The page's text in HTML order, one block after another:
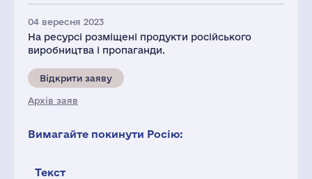
04 вересня 2023
На ресурсі розміщені продукти російського
виробництва і пропаганди.
Відкрити заяву
Архів заяв
Вимагайте покинути Росію:
Текст